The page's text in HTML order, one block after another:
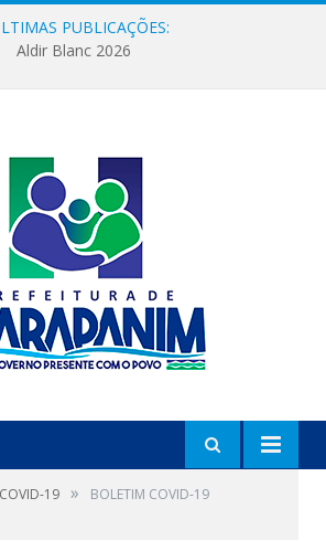
PUBLICAÇÕES:
Aldir Blanc 2026
19 »
BOLETIM COVID-19